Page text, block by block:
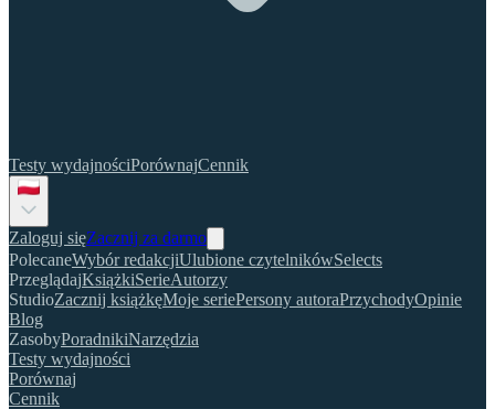
Testy wydajnościPorównajCennik
Zaloguj sięZacznij za darmo
PolecaneWybór redakcjiUlubione czytelnikówSelects
PrzeglądajKsiążkiSerieAutorzy
StudioZacznij książkęMoje seriePersony autoraPrzychodyOpinie
Blog
ZasobyPoradnikiNarzędzia
Testy wydajności
Porównaj
Cennik